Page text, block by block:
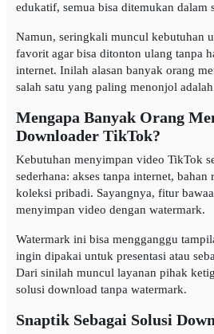
edukatif, semua bisa ditemukan dalam
Namun, seringkali muncul kebutuhan
favorit agar bisa ditonton ulang tanpa
internet. Inilah alasan banyak orang
salah satu yang paling menonjol
Mengapa Banyak Orang
Downloader TikTok?
Kebutuhan menyimpan video TikTok
sederhana: akses tanpa internet,
koleksi pribadi. Sayangnya, fitur
menyimpan video dengan watermark.
Watermark ini bisa mengganggu
ingin dipakai untuk presentasi atau
Dari sinilah muncul layanan pihak
solusi download tanpa watermark.
Snaptik Sebagai Solusi